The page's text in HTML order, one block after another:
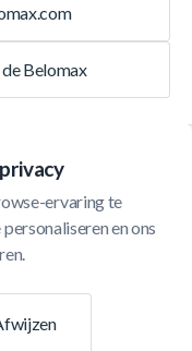
ervaring te
en ons
Belomax